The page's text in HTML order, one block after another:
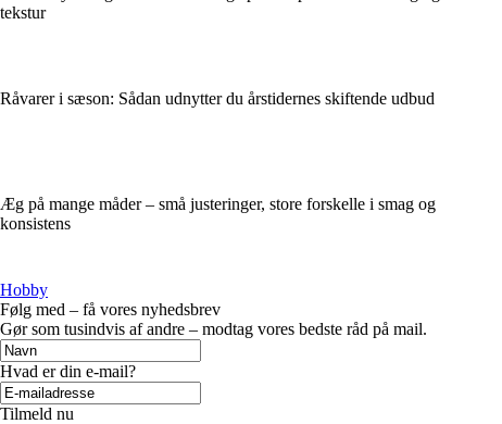
tekstur
Råvarer i sæson: Sådan udnytter du årstidernes skiftende udbud
Æg på mange måder – små justeringer, store forskelle i smag og
konsistens
Hobby
Følg med – få vores nyhedsbrev
Gør som tusindvis af andre – modtag vores bedste råd på mail.
Hvad er din e-mail?
Tilmeld nu